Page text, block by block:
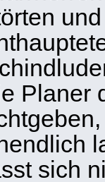
Planer
sich